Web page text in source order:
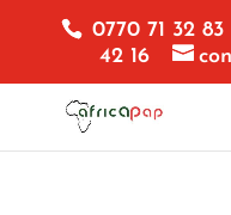
0770 71 32
42 16